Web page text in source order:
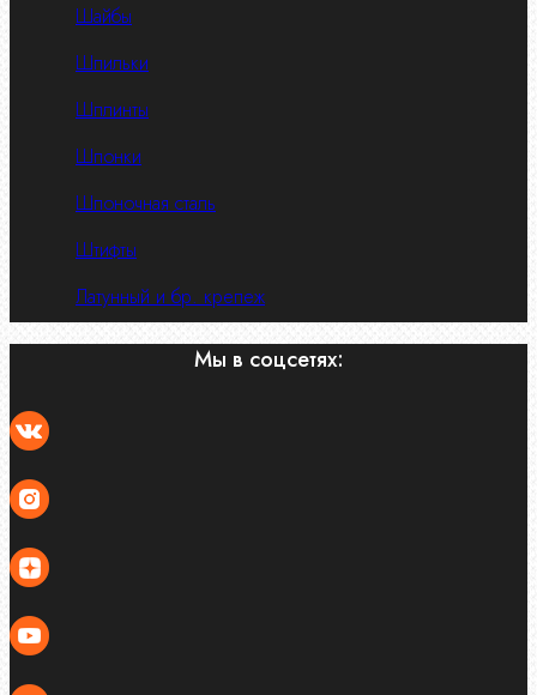
Шайбы
Шпильки
Шплинты
Шпонки
Шпоночная сталь
Штифты
Латунный и бр. крепеж
Мы в соцсетях: